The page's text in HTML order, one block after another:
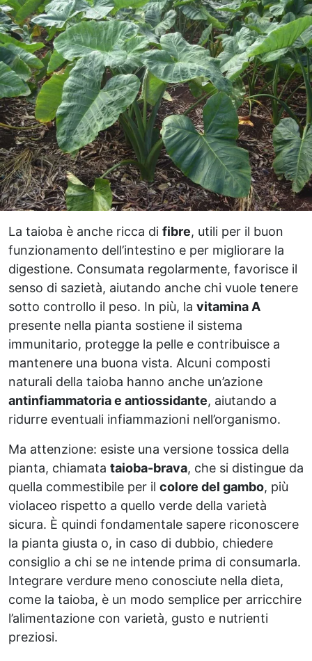
La taioba è anche ricca di fibre, utili per il buon
funzionamento dell’intestino e per migliorare la
digestione. Consumata regolarmente, favorisce il
senso di sazietà, aiutando anche chi vuole tenere
sotto controllo il peso. In più, la vitamina A
presente nella pianta sostiene il sistema
immunitario, protegge la pelle e contribuisce a
mantenere una buona vista. Alcuni composti
naturali della taioba hanno anche un’azione
antinfiammatoria e antiossidante, aiutando a
ridurre eventuali infiammazioni nell’organismo.
Ma attenzione: esiste una versione tossica della
pianta, chiamata taioba-brava, che si distingue da
quella commestibile per il colore del gambo, più
violaceo rispetto a quello verde della varietà
sicura. È quindi fondamentale sapere riconoscere
la pianta giusta o, in caso di dubbio, chiedere
consiglio a chi se ne intende prima di consumarla.
Integrare verdure meno conosciute nella dieta,
come la taioba, è un modo semplice per arricchire
l’alimentazione con varietà, gusto e nutrienti
preziosi.